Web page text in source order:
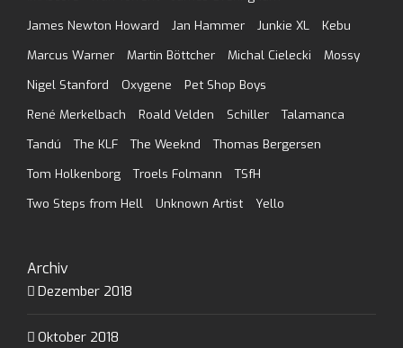
James Newton Howard
Jan Hammer Junkie XL
Kebu
Marcus Warner
Martin Böttcher Michal Cielecki
Mossy
Nigel Stanford
Oxygene
Pet Shop Boys
René Merkelbach
Roald Velden Schiller
Talamanca
Tandú
The KLF The Weeknd
Thomas Bergersen
Tom Holkenborg
Troels Folmann
TSfH
Two Steps from Hell
Unknown Artist Yello
Archiv
Dezember 2018
Oktober 2018